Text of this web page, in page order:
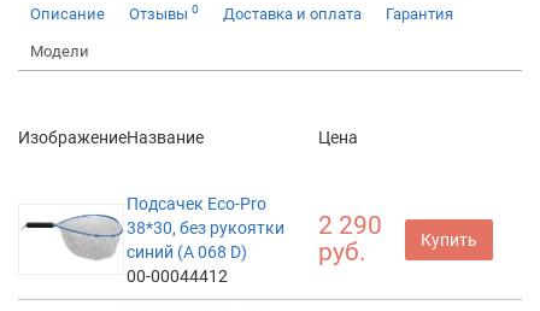
Описание Отзывы 0 Доставка и оплата Гарантия
Модели
ИзображениеНазвание Цена
Подсачек Eco-Pro
38*30, без рукоятки
синий (А 068 D)
00-00044412
2 290
руб.
Купить